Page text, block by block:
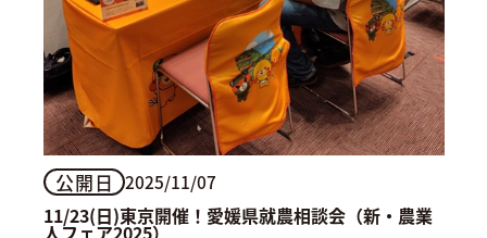
公開日 2025/11/07
11/23(日)東京開催！愛媛県就農相談会（新・農業
人フェア2025）